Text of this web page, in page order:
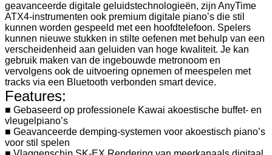
geavanceerde digitale geluidstechnologieën, zijn AnyTime
ATX4-instrumenten ook premium digitale piano’s die stil
kunnen worden gespeeld met een hoofdtelefoon. Spelers
kunnen nieuwe stukken in stilte oefenen met behulp van een
verscheidenheid aan geluiden van hoge kwaliteit. Je kan
gebruik maken van de ingebouwde metronoom en
vervolgens ook de uitvoering opnemen of meespelen met
tracks via een Bluetooth verbonden smart device.
Features:
■ Gebaseerd op professionele Kawai akoestische buffet- en
vleugelpiano’s
■ Geavanceerde demping-systemen voor akoestisch piano’s
voor stil spelen